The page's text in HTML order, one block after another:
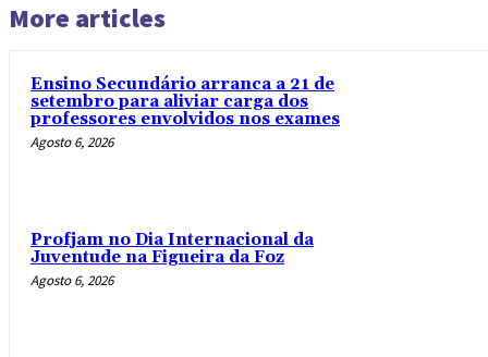
More articles
Ensino Secundário arranca a 21 de
setembro para aliviar carga dos
professores envolvidos nos exames
Agosto 6, 2026
Profjam no Dia Internacional da
Juventude na Figueira da Foz
Agosto 6, 2026